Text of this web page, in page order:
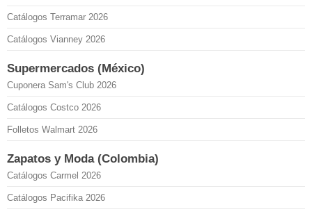
Catálogos Terramar 2026
Catálogos Vianney 2026
Supermercados (México)
Cuponera Sam's Club 2026
Catálogos Costco 2026
Folletos Walmart 2026
Zapatos y Moda (Colombia)
Catálogos Carmel 2026
Catálogos Pacifika 2026